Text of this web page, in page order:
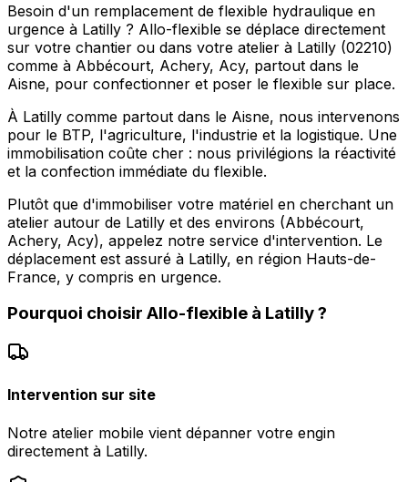
Besoin d'un remplacement de flexible hydraulique en
urgence à Latilly ? Allo-flexible se déplace directement
sur votre chantier ou dans votre atelier à Latilly (02210)
comme à Abbécourt, Achery, Acy, partout dans le
Aisne, pour confectionner et poser le flexible sur place.
À Latilly comme partout dans le Aisne, nous intervenons
pour le BTP, l'agriculture, l'industrie et la logistique. Une
immobilisation coûte cher : nous privilégions la réactivité
et la confection immédiate du flexible.
Plutôt que d'immobiliser votre matériel en cherchant un
atelier autour de Latilly et des environs (Abbécourt,
Achery, Acy), appelez notre service d'intervention. Le
déplacement est assuré à Latilly, en région Hauts-de-
France, y compris en urgence.
Pourquoi choisir Allo-flexible à Latilly?
Intervention sur site
Notre atelier mobile vient dépanner votre engin
directement à Latilly.